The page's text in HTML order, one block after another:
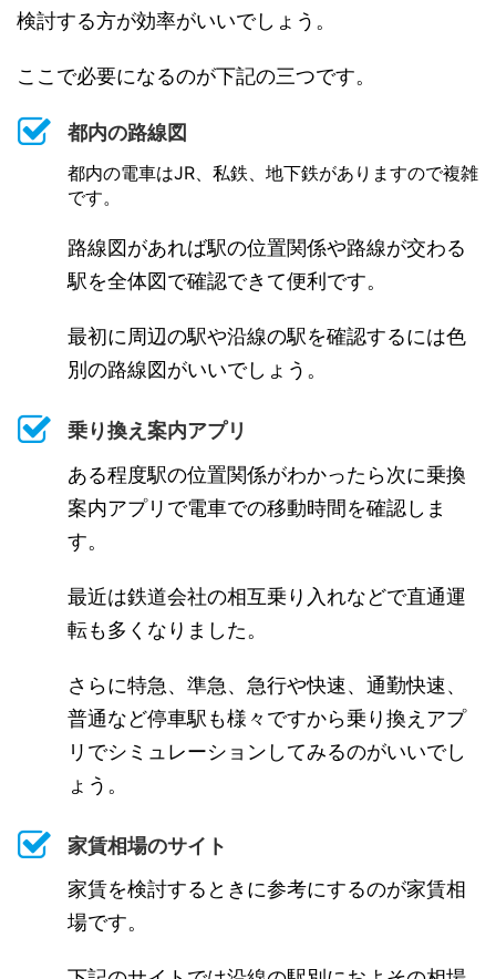
検討する方が効率がいいでしょう。
ここで必要になるのが下記の三つです。
都内の路線図
都内の電車はJR、私鉄、地下鉄がありますので複雑
です。
路線図があれば駅の位置関係や路線が交わる
駅を全体図で確認できて便利です。
最初に周辺の駅や沿線の駅を確認するには色
別の路線図がいいでしょう。
乗り換え案内アプリ
ある程度駅の位置関係がわかったら次に乗換
案内アプリで電車での移動時間を確認しま
す。
最近は鉄道会社の相互乗り入れなどで直通運
転も多くなりました。
さらに特急、準急、急行や快速、通勤快速、
普通など停車駅も様々ですから乗り換えアプ
リでシミュレーションしてみるのがいいでし
ょう。
家賃相場のサイト
家賃を検討するときに参考にするのが家賃相
場です。